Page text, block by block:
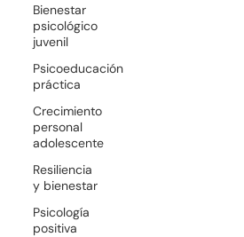
Bienestar
psicológico
juvenil
Psicoeducación
práctica
Crecimiento
personal
adolescente
Resiliencia
y bienestar
Psicología
positiva